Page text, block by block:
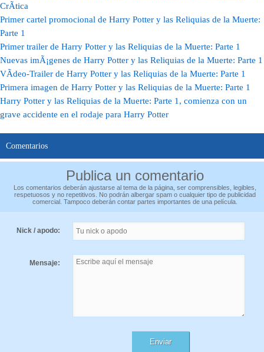
CrÃ­tica
Primer cartel promocional de Harry Potter y las Reliquias de la Muerte:
Parte 1
Primer trailer de Harry Potter y las Reliquias de la Muerte: Parte 1
Nuevas imÃ¡genes de Harry Potter y las Reliquias de la Muerte: Parte 1
VÃ­deo-Trailer de Harry Potter y las Reliquias de la Muerte: Parte 1
Primera imagen de Harry Potter y las Reliquias de la Muerte: Parte 1
Harry Potter y las Reliquias de la Muerte: Parte 1, comienza con un
grave accidente en el rodaje para Harry Potter
Comentarios
Publica un comentario
Los comentarios deberán ajustarse al tema de la página, ser comprensibles, legibles,
respetuosos y no repetitivos. No podrán albergar spam o cualquier tipo de publicidad
comercial. Tampoco deberán contar partes importantes de una película.
Nick / apodo:
Mensaje: